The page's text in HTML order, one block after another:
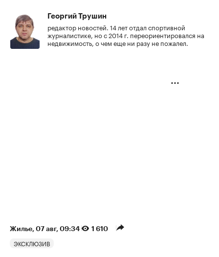
Георгий Трушин
редактор новостей. 14 лет отдал спортивной
журналистике, но с 2014 г. переориентировался на
недвижимость, о чем еще ни разу не пожалел.
Жилье⁠, 07 авг, 09:34 1 610
ЭКСКЛЮЗИВ